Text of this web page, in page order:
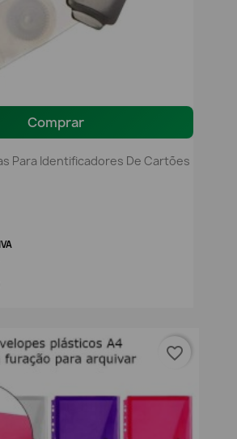
Comprar
Para Identificadores De Cartões
favorite_border